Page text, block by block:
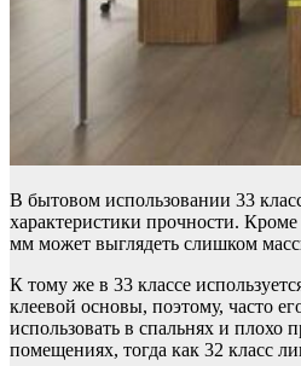
В бытовом использовании 33
характеристики прочности.
мм может выглядеть слишком
К тому же в 33 классе
клеевой основы, поэтому, часто
использовать в спальнях и плохо
помещениях, тогда как 32 класс